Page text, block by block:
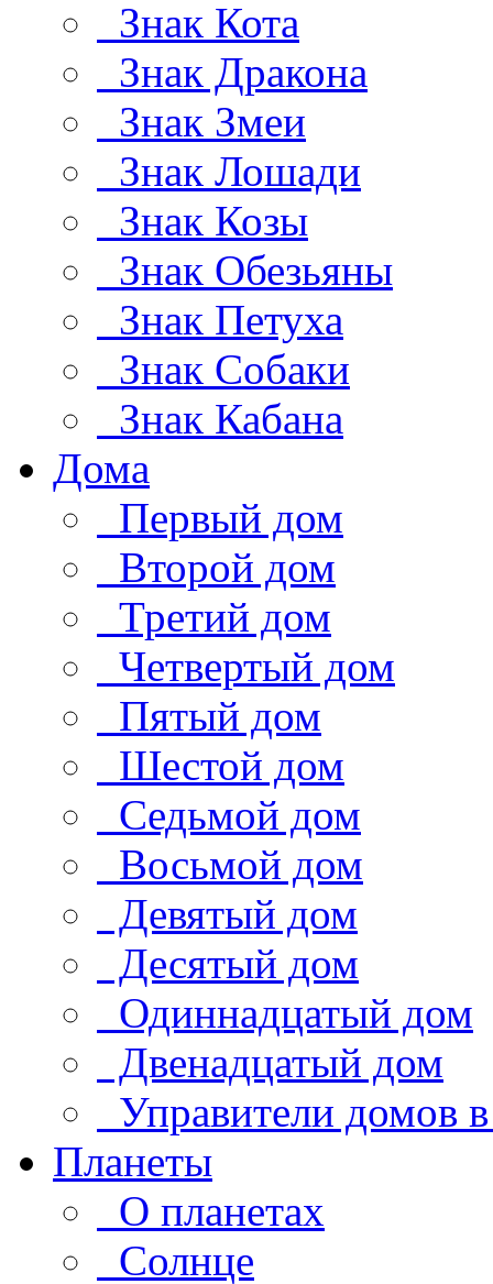
Знак Кота
Знак Дракона
Знак Змеи
Знак Лошади
Знак Козы
Знак Обезьяны
Знак Петуха
Знак Собаки
Знак Кабана
Дома
Первый дом
Второй дом
Третий дом
Четвертый дом
Пятый дом
Шестой дом
Седьмой дом
Восьмой дом
Девятый дом
Десятый дом
Одиннадцатый дом
Двенадцатый дом
Управители домов
Планеты
О планетах
Солнце